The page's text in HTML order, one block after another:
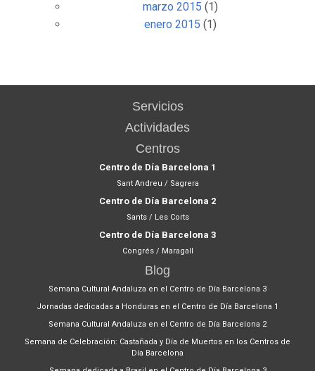
marzo 2015 (1)
enero 2015 (1)
Servicios
Actividades
Centros
Centro de Día Barcelona 1
Sant Andreu / Sagrera
Centro de Día Barcelona 2
Sants / Les Corts
Centro de Día Barcelona 3
Congrés / Maragall
Blog
Semana Cultural Andaluza en el Centro de Día Barcelona 3
Jornadas dedicadas a Honduras en el Centro de Día Barcelona 1
Semana Cultural Andaluza en el Centro de Día Barcelona 2
Semana de Celebración: Castañada y Día de Muertos en los Centros de
Día Barcelona